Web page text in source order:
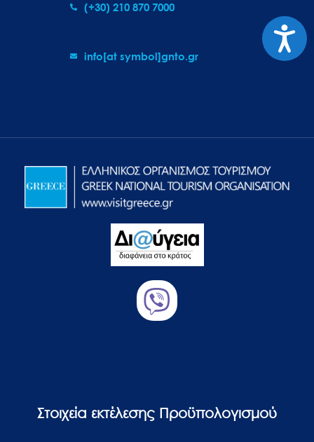
(+30) 210 870 7000
info[at symbol]gnto.gr
Στοιχεία εκτέλεσης Προϋπολογισμού